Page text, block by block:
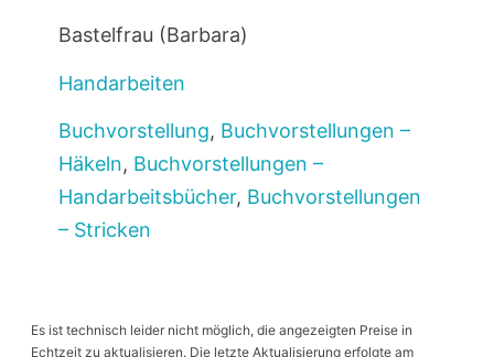
Bastelfrau (Barbara)
Handarbeiten
Buchvorstellung, Buchvorstellungen –
Häkeln, Buchvorstellungen –
Handarbeitsbücher, Buchvorstellungen
– Stricken
Es ist technisch leider nicht möglich, die angezeigten Preise in
Echtzeit zu aktualisieren. Die letzte Aktualisierung erfolgte am